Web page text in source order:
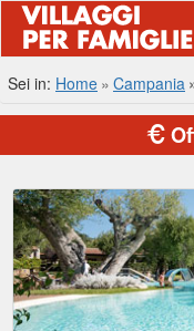
Sei in: Home Campania